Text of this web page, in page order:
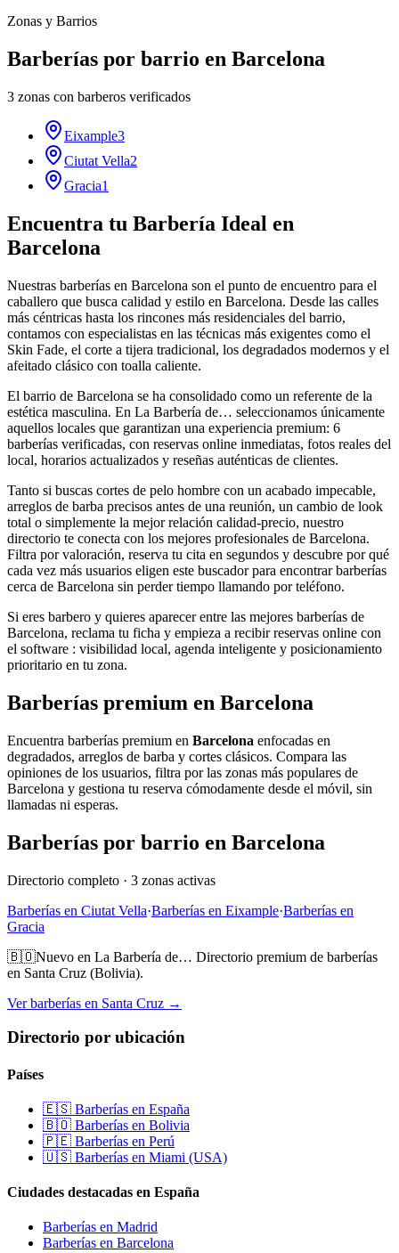
Zonas y Barrios
Barberías por barrio en Barcelona
3 zonas con barberos verificados
Eixample3
Ciutat Vella2
Gracia1
Encuentra tu Barbería Ideal en
Barcelona
Nuestras barberías en Barcelona son el punto de encuentro para el
caballero que busca calidad y estilo en Barcelona. Desde las calles
más céntricas hasta los rincones más residenciales del barrio,
contamos con especialistas en las técnicas más exigentes como el
Skin Fade, el corte a tijera tradicional, los degradados modernos y el
afeitado clásico con toalla caliente.
El barrio de Barcelona se ha consolidado como un referente de la
estética masculina. En La Barbería de… seleccionamos únicamente
aquellos locales que garantizan una experiencia premium: 6
barberías verificadas, con reservas online inmediatas, fotos reales del
local, horarios actualizados y reseñas auténticas de clientes.
Tanto si buscas cortes de pelo hombre con un acabado impecable,
arreglos de barba precisos antes de una reunión, un cambio de look
total o simplemente la mejor relación calidad-precio, nuestro
directorio te conecta con los mejores profesionales de Barcelona.
Filtra por valoración, reserva tu cita en segundos y descubre por qué
cada vez más usuarios eligen este buscador para encontrar barberías
cerca de Barcelona sin perder tiempo llamando por teléfono.
Si eres barbero y quieres aparecer entre las mejores barberías de
Barcelona, reclama tu ficha y empieza a recibir reservas online con
el software : visibilidad local, agenda inteligente y posicionamiento
prioritario en tu zona.
Barberías premium en Barcelona
Encuentra barberías premium en Barcelona enfocadas en
degradados, arreglos de barba y cortes clásicos. Compara las
opiniones de los usuarios, filtra por las zonas más populares de
Barcelona y gestiona tu reserva cómodamente desde el móvil, sin
llamadas ni esperas.
Barberías por barrio en Barcelona
Directorio completo · 3 zonas activas
Barberías en Ciutat Vella·Barberías en Eixample·Barberías en
Gracia
🇧🇴Nuevo en La Barbería de… Directorio premium de barberías
en Santa Cruz (Bolivia).
Ver barberías en Santa Cruz →
Directorio por ubicación
Países
🇪🇸 Barberías en España
🇧🇴 Barberías en Bolivia
🇵🇪 Barberías en Perú
🇺🇸 Barberías en Miami (USA)
Ciudades destacadas en España
Barberías en Madrid
Barberías en Barcelona